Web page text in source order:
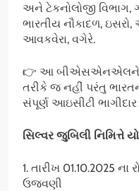
અને ટેકનોલોજી વિભાગ,
ભારતીય નૌકાદળ,
આવકવેરા, વગેરે.
👉 આ બીએસએનએલને
તરીકે જ નહીં પરંતુ
સંપૂર્ણ આઇસીટી
સિલ્વર જુબિલી નિમિત્તે
1. તારીખ 01.10.2025
ઉજવણી